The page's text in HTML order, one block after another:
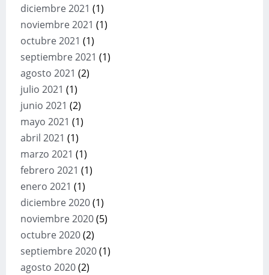
diciembre 2021 (1)
noviembre 2021 (1)
octubre 2021 (1)
septiembre 2021 (1)
agosto 2021 (2)
julio 2021 (1)
junio 2021 (2)
mayo 2021 (1)
abril 2021 (1)
marzo 2021 (1)
febrero 2021 (1)
enero 2021 (1)
diciembre 2020(1)
noviembre 2020(5)
octubre 2020(2)
septiembre 2020(1)
agosto 2020(2)